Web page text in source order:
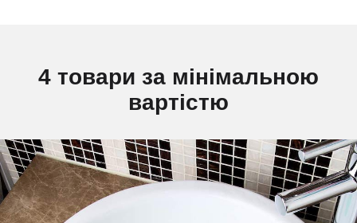
4 товари за мінімальною
вартістю